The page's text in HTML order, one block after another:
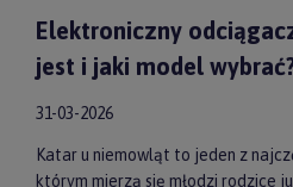
Elektroniczny
jest i jaki model
31-03-2026
Katar u niemowląt to jeden z
którym mierzą się młodzi rodzice